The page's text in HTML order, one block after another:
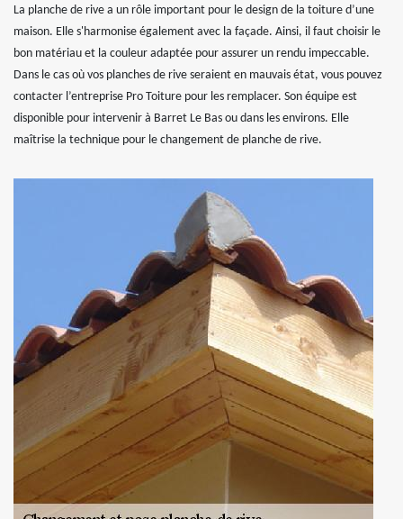
La planche de rive a un rôle important pour le design de la toiture d’une
maison. Elle s'harmonise également avec la façade. Ainsi, il faut choisir le
bon matériau et la couleur adaptée pour assurer un rendu impeccable.
Dans le cas où vos planches de rive seraient en mauvais état, vous pouvez
contacter l’entreprise Pro Toiture pour les remplacer. Son équipe est
disponible pour intervenir à Barret Le Bas ou dans les environs. Elle
maîtrise la technique pour le changement de planche de rive.